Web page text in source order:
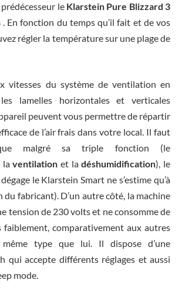
le Klarstein Pure Blizzard 3
. En fonction du temps qu’il fait et de vos
régler la température sur une plage de
vitesses du système de ventilation en
lamelles horizontales et verticales
peuvent vous permettre de répartir
de l’air frais dans votre local. Il faut
malgré sa triple fonction (le
laventilation et ladéshumidification), le
le Klarstein Smart ne s’estime qu’à
du fabricant). D’un autre côté, la machine
tension de 230 volts et ne consomme de
faiblement, comparativement aux autres
type que lui. Il dispose d’une
qui accepte différents réglages et aussi
mode.